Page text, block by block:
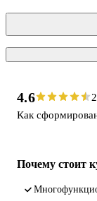
4.6
Как
Почему стоит